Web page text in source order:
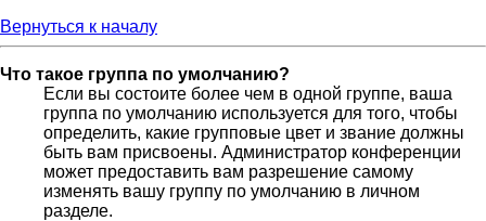
Вернуться к началу
Что такое группа по умолчанию?
Если вы состоите более чем в одной группе, ваша
группа по умолчанию используется для того, чтобы
определить, какие групповые цвет и звание должны
быть вам присвоены. Администратор конференции
может предоставить вам разрешение самому
изменять вашу группу по умолчанию в личном
разделе.